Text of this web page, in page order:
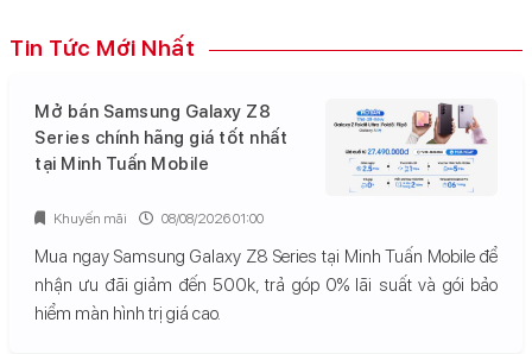
Tin Tức Mới Nhất
Mở bán Samsung Galaxy Z8
Series chính hãng giá tốt nhất
tại Minh Tuấn Mobile
Mua ngay Samsung Galaxy Z8 Series tại Minh Tuấn Mobile để
nhận ưu đãi giảm đến 500k, trả góp 0% lãi suất và gói bảo
hiểm màn hình trị giá cao.
Khuyến mãi 08/08/2026 01:00